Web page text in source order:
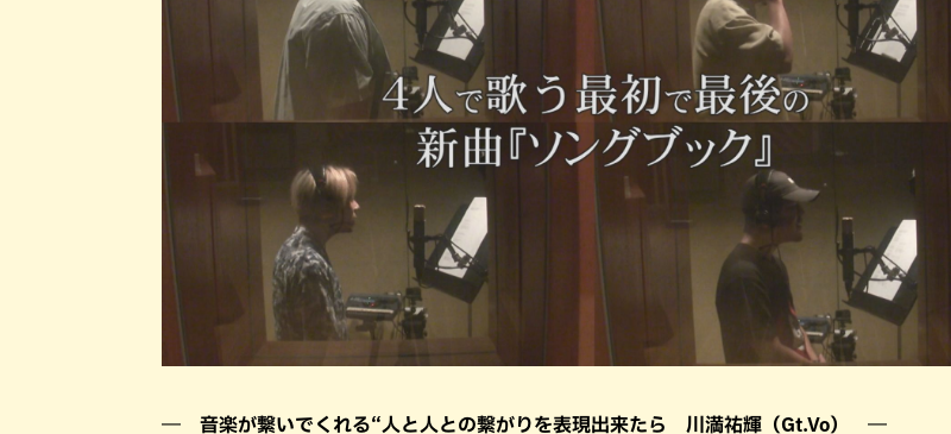
― 音楽が繋いでくれる“人と人との繋がりを表現出来たら 川満祐輝（Gt.Vo） ―